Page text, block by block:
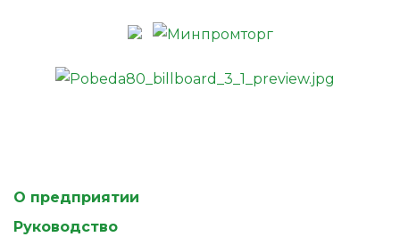
О предприятии
Руководство